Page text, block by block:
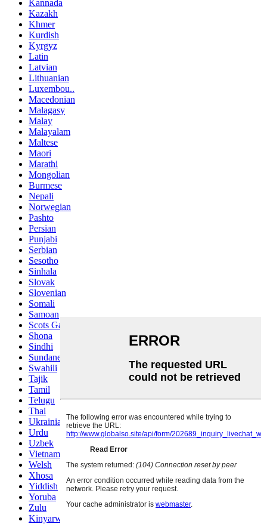
Kannada
Kazakh
Khmer
Kurdish
Kyrgyz
Latin
Latvian
Lithuanian
Luxembou..
Macedonian
Malagasy
Malay
Malayalam
Maltese
Maori
Marathi
Mongolian
Burmese
Nepali
Norwegian
Pashto
Persian
Punjabi
Serbian
Sesotho
Sinhala
Slovak
Slovenian
Somali
Samoan
Scots Gaelic
Shona
Sindhi
Sundanese
Swahili
Tajik
Tamil
Telugu
Thai
Ukrainian
Urdu
Uzbek
Vietnamese
Welsh
Xhosa
Yiddish
Yoruba
Zulu
Kinyarwanda